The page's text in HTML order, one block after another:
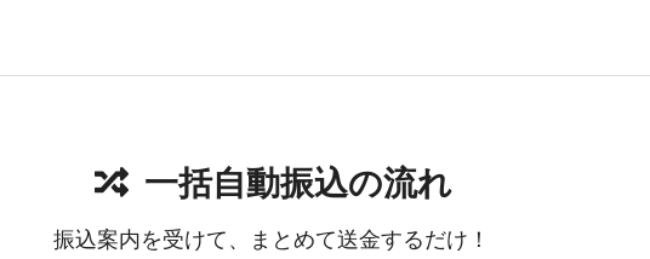
一括自動振込の流れ
振込案内を受けて、まとめて送金するだけ！